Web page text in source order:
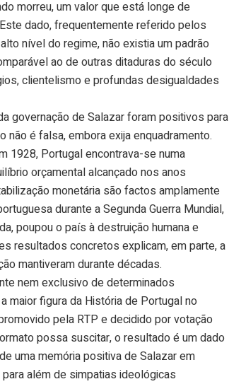
morreu, um valor que está longe de
dado, frequentemente referido pelos
nível do regime, não existia um padrão
ao de outras ditaduras do século
clientelismo e profundas desigualdades
governação de Salazar foram positivos para
é falsa, embora exija enquadramento.
1928, Portugal encontrava-se numa
orçamental alcançado nos anos
monetária são factos amplamente
durante a Segunda Guerra Mundial,
poupou o país à destruição humana e
resultados concretos explicam, em parte, a
mantiveram durante décadas.
nem exclusivo de determinados
maior figura da História de Portugal no
pela RTP e decidido por votação
possa suscitar, o resultado é um dado
uma memória positiva de Salazar em
além de simpatias ideológicas